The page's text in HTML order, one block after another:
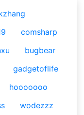
comsharp
bugbear
gadgetoflife
hooooooo
wodezzz